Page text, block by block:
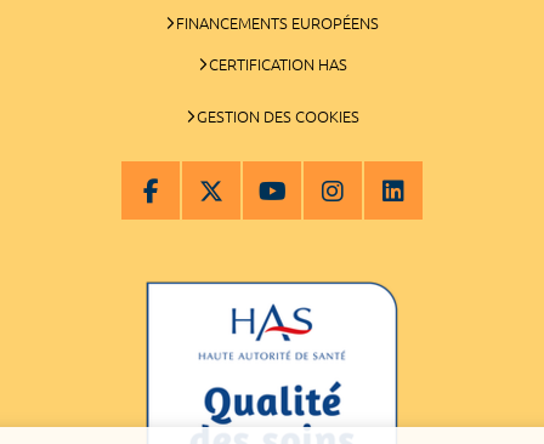
FINANCEMENTS EUROPÉENS
CERTIFICATION HAS
GESTION DES COOKIES